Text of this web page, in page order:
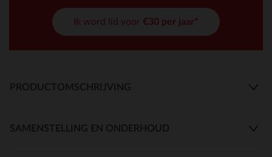
Ik word lid voor €30 per jaar*
PRODUCTOMSCHRIJVING
SAMENSTELLING EN ONDERHOUD